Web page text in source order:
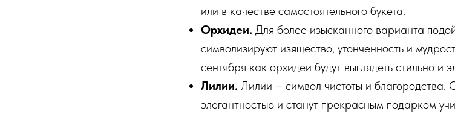
или в качестве самостоятельного букета.
Орхидеи. Для более изысканного варианта
символизируют изящество, утонченность и
сентября как орхидеи будут выглядеть стильно и
Лилии. Лилии – символ чистоты и
элегантностью и станут прекрасным подарком